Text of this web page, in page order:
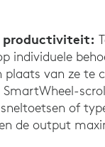
productiviteit:
individuele
plaats van ze te
of
de output